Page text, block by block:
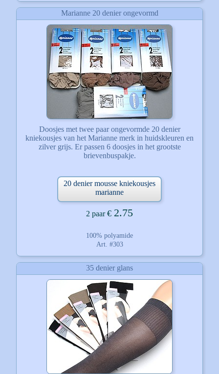
Marianne 20 denier ongevormd
Doosjes met twee paar ongevormde 20 denier
kniekousjes van het Marianne merk in huidskleuren en
zilver grijs. Er passen 6 doosjes in het grootste
brievenbuspakje.
Art. #303
2 paar€ 2.75
100% polyamide
20 denier mousse kniekousjes
marianne
35 denier glans